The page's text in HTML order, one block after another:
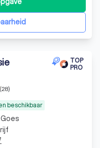
TOP
PRO
beschikbaar